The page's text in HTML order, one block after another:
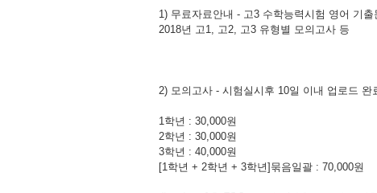
1) 무료자료안내 - 고3 수학능력시험 영어 기
2018년 고1, 고2, 고3 유형별 모의고사 등
2) 모의고사 - 시험실시후 10일 이내 업로드
1학년 : 30,000원
2학년 : 30,000원
3학년 : 40,000원
[1학년 + 2학년 + 3학년]묶음일괄 : 70,000원